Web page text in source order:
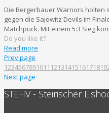
Die Bergerbauer Warriors holten
gegen die Sajowitz Devils im
Matchpuck. Mit einem 5:3 Sieg
Do you like it?
Read more
Prev page
1234567891011 1213141516171819
Next page
STEHV - Steirischer